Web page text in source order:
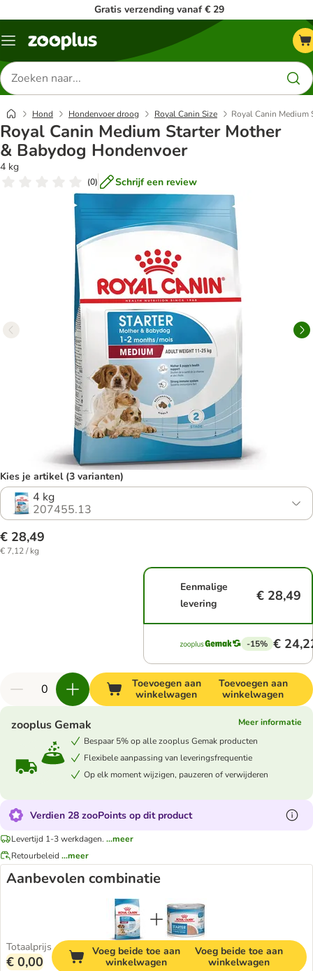
Gratis verzending vanaf € 29
Menu
Zoeken
naar
producten
Hond Hondenvoer droog Royal Canin Size Royal Canin Medium
Royal Canin Medium Starter Mother
& Babydog Hondenvoer
4 kg
(0) Schrijf een review
Kies je artikel (3 varianten)
4 kg
207455.13
€ 28,49
€ 7,12 / kg
Eenmalige
levering
€ 28,49
-15% €
Toevoegen aan
winkelwagen
Toevoegen aan
winkelwagen
zooplus Gemak
Meer informatie
Bespaar 5% op alle zooplus Gemak producten
Flexibele aanpassing van leveringsfrequentie
Op elk moment wijzigen, pauzeren of verwijderen
Verdien 28 zooPoints op dit product
Levertijd 1-3 werkdagen. ...meer
Retourbeleid ...meer
Aanbevolen combinatie
Totaalprijs
€ 0,00
Voeg beide toe aan
winkelwagen
Voeg beide toe aan
winkelwagen